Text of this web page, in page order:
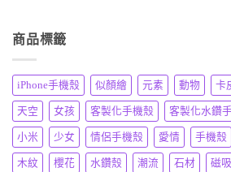
商品標籤
iPhone手機殼 似顏繪 元素 動物 卡
天空 女孩 客製化手機殼 客製化水鑽
小米 少女 情侶手機殼 愛情 手機殼
木紋 櫻花 水鑽殼 潮流 石材 磁